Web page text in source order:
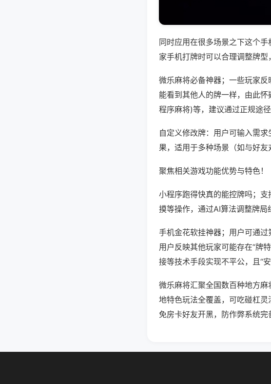
同时应用在很多场景之下这个
家手机打牌时可以合理调整牌型
微乐麻将必备神器；一些玩家
能看到其他人的牌一样，由此
程序麻将)等，建议通过正规途径
自定义修改牌：用户可输入需
果，适用于多种场景（如与好友
聚焦相关游戏功能优势与特色！
小程序跑得快真的能控牌吗；
摸等操作，通过AI算法调整牌局
手机金花软挂神器；用户可通过
用户反映其他玩家可能存在“牌
接等技术手段实现不平公，且“安
微乐麻将汇聚全国数百种地方
地特色玩法全覆盖，可吃碰杠灵
免房卡好友开黑，防作弊系统完